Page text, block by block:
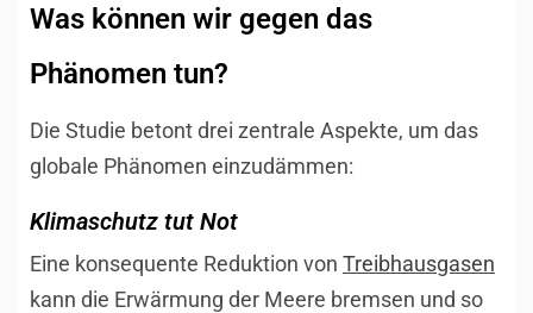
Was können wir gegen das
Phänomen tun?
Die Studie betont drei zentrale Aspekte, um das
globale Phänomen einzudämmen:
Klimaschutz tut Not
Eine konsequente Reduktion von Treibhausgasen
kann die Erwärmung der Meere bremsen und so